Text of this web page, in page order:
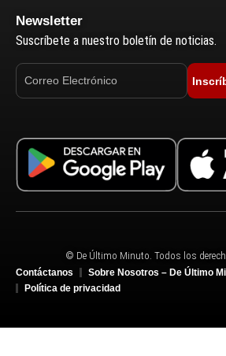
Newsletter
Suscríbete a nuestro boletín de noticias.
© De Último Minuto. Todos los
Contáctanos
Sobre Nosotros – De Último
Política de privacidad